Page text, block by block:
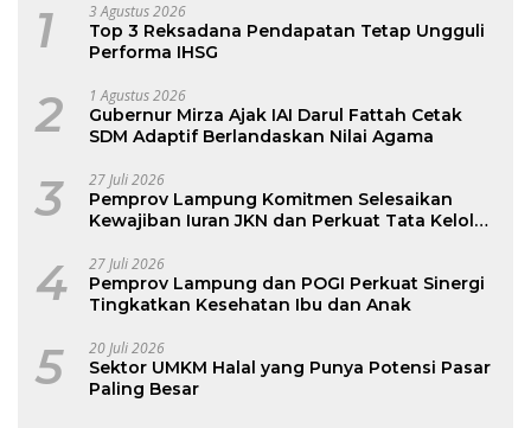
1 3 Agustus 2026
Top 3 Reksadana Pendapatan Tetap Ungguli
Performa IHSG
2 1 Agustus 2026
Gubernur Mirza Ajak IAI Darul Fattah Cetak
SDM Adaptif Berlandaskan Nilai Agama
3 27 Juli 2026
Pemprov Lampung Komitmen Selesaikan
Kewajiban Iuran JKN dan Perkuat Tata Kelola
4 27 Juli 2026
Pemprov Lampung dan POGI Perkuat Sinergi
Tingkatkan Kesehatan Ibu dan Anak
5 20 Juli 2026
Sektor UMKM Halal yang Punya Potensi Pasar
Paling Besar